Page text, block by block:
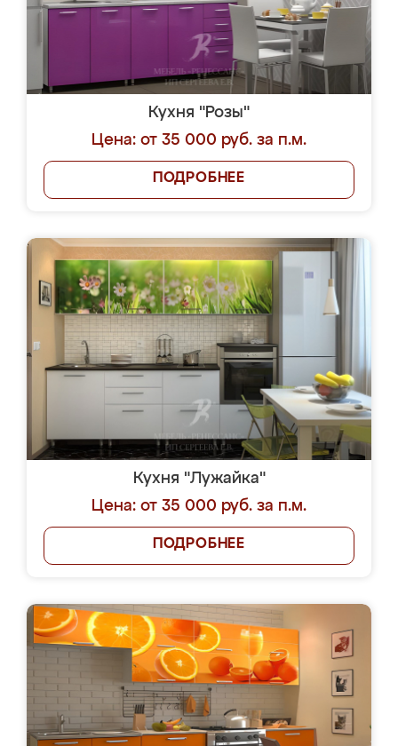
Кухня "Розы"
Цена: от 35 000 руб. за п.м.
ПОДРОБНЕЕ
Кухня "Лужайка"
Цена: от 35 000 руб. за п.м.
ПОДРОБНЕЕ